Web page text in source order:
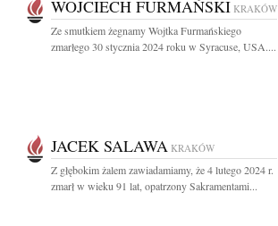
WOJCIECH FURMAŃSKI KRAKÓW
Ze smutkiem żegnamy Wojtka Furmańskiego
zmarłego 30 stycznia 2024 roku w Syracuse, USA....
JACEK SALAWA KRAKÓW
Z głębokim żalem zawiadamiamy, że 4 lutego 2024 r.
zmarł w wieku 91 lat, opatrzony Sakramentami...